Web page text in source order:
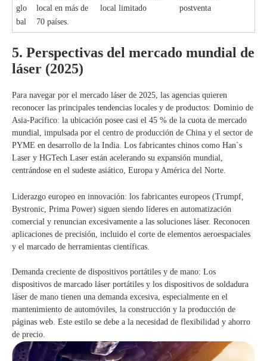
glo
bal
local en más de
70 países.
local limitado
postventa
5. Perspectivas del mercado mundial de
láser (2025)
Para navegar por el mercado láser de 2025, las agencias quieren
reconocer las principales tendencias locales y de productos: Dominio de
Asia-Pacífico: la ubicación posee casi el 45 % de la cuota de mercado
mundial, impulsada por el centro de producción de China y el sector de
PYME en desarrollo de la India. Los fabricantes chinos como Han`s
Laser y HGTech Laser están acelerando su expansión mundial,
centrándose en el sudeste asiático, Europa y América del Norte.
Liderazgo europeo en innovación: los fabricantes europeos (Trumpf,
Bystronic, Prima Power) siguen siendo líderes en automatización
comercial y renuncian excesivamente a las soluciones láser. Reconocen
aplicaciones de precisión, incluido el corte de elementos aeroespaciales
y el marcado de herramientas científicas.
Demanda creciente de dispositivos portátiles y de mano: Los
dispositivos de marcado láser portátiles y los dispositivos de soldadura
láser de mano tienen una demanda excesiva, especialmente en el
mantenimiento de automóviles, la construcción y la producción de
páginas web. Este estilo se debe a la necesidad de flexibilidad y ahorro
de precio.